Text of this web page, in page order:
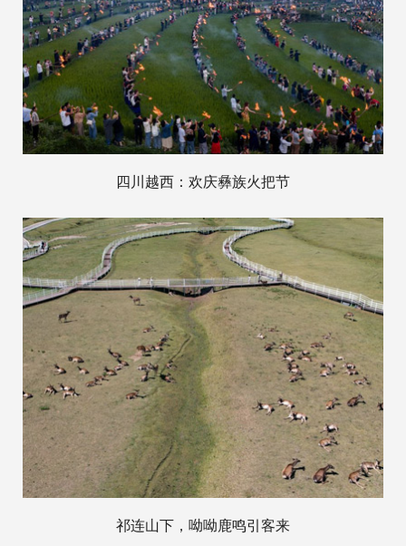
四川越西：欢庆彝族火把节
祁连山下，呦呦鹿鸣引客来